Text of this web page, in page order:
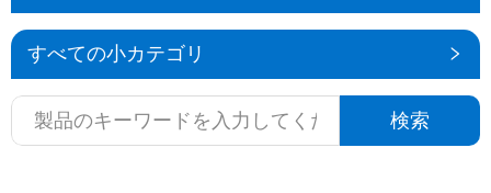
すべての小カテゴリ
検索